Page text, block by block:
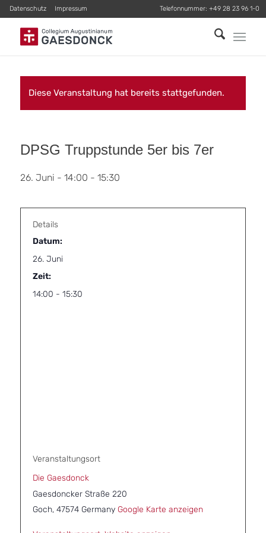
Datenschutz Impressum Telefonnummer: +49 28 23 96 1-0
Diese Veranstaltung hat bereits stattgefunden.
DPSG Truppstunde 5er bis 7er
26. Juni - 14:00 - 15:30
Details
Datum:
26. Juni
Zeit:
14:00 - 15:30
Veranstaltungsort
Die Gaesdonck
Gaesdoncker Straße 220
Goch, 47574 Germany Google Karte anzeigen